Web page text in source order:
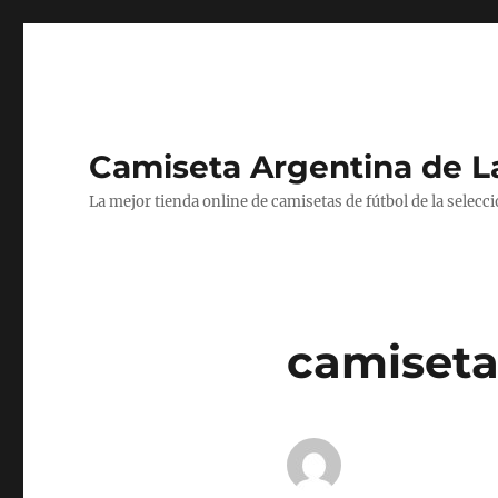
Camiseta Argentina de
La mejor tienda online de camisetas de fútbol de la